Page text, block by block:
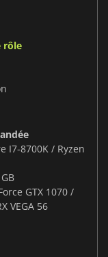
rôle
I7-8700K / Ryzen
GTX 1070 /
VEGA 56